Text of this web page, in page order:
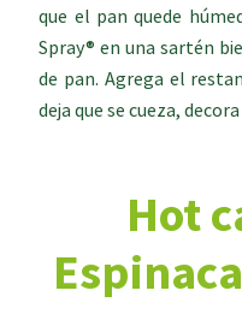
que el pan quede
Spray® en una sartén
de pan. Agrega el
deja que se cueza,
Hot